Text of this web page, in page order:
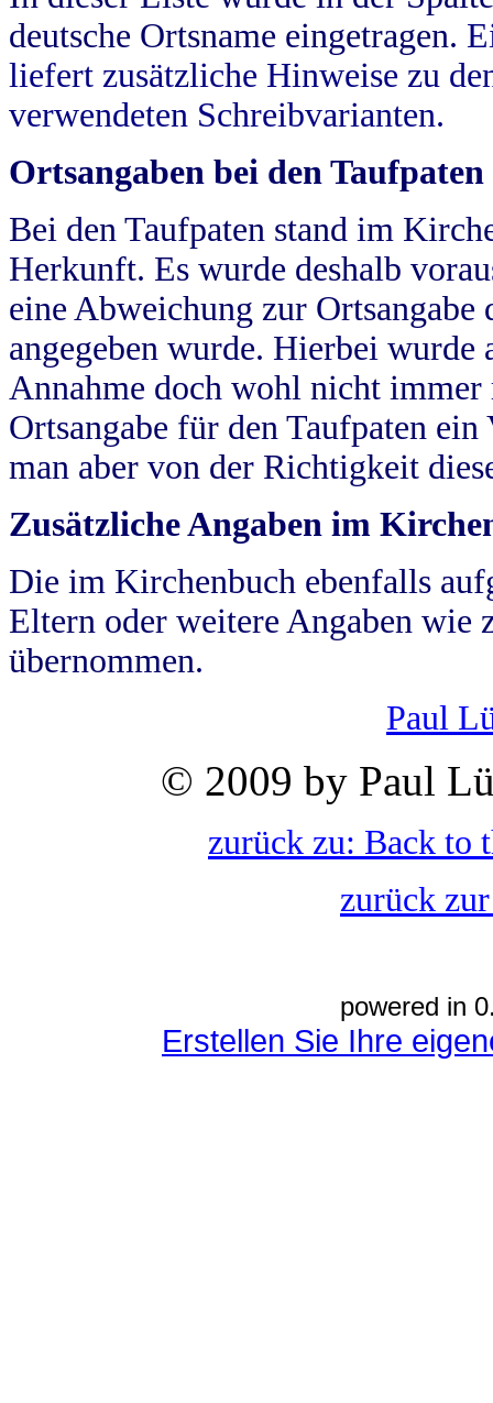
deutsche Ortsname eingetragen.
liefert zusätzliche Hinweise zu
verwendeten Schreibvarianten.
Ortsangaben bei den Taufpaten
Bei den Taufpaten stand im
Herkunft. Es wurde deshalb
eine Abweichung zur
angegeben wurde. Hierbei wurde
Annahme doch wohl nicht
Ortsangabe für den Taufpaten
man aber von der Richtigkeit
Zusätzliche Angaben im
Die im Kirchenbuch ebenfalls
Eltern oder weitere Angaben wie
übernommen.
Paul
© 2009 by Paul
zurück zu: Back to
zurück
powered in
Erstellen Sie Ihre